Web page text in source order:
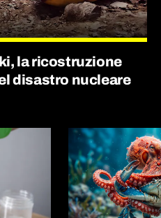
la ricostruzione
disastro nucleare